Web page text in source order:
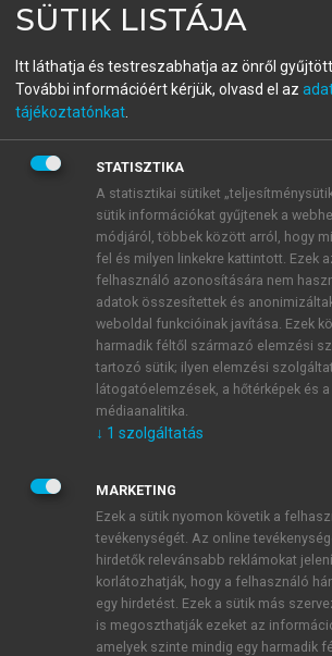
fiókoddal,vagy hozz létre
A regisztráció után apróbaidőszak
BELÉPÉS SAJÁT FIÓKKAL
ÚJ FIÓK LÉTREHOZÁSA
1 óra díjmentes hozzáférés
E-MAIL-CÍM
JELSZÓ
JELSZÓ ÚJRA
Kérek értesítést a MeRSZ újdonságairól,
SÜTIK LISTÁJA
Itt láthatja és testreszabhatja az önről
További információért kérjük, olvasd el az
tájékoztatónkat
STATISZTIKA
A statisztikai sütiket
sütik információkat gyűjtenek a
módjáról, többek között arról, hogy
fel és milyen linkekre kattintott. Ezek
felhasználó azonosítására nem
adatok összesítettek és
weboldal funkcióinak javítása. Ezek
harmadik féltől származó elemzési
tartozó sütik; ilyen elemzési
látogatóelemzések, a hőtérképek és
médiaanalitika.
↓ 1 szolgáltatás
MARKETING
Ezek a sütik nyomon követik a
tevékenységét. Az online
hirdetők relevánsabb reklámokat
korlátozhatják, hogy a felhasználó
egy hirdetést. Ezek a sütik más
is megoszthatják ezeket az
amelyek szinte mindig egy harmadik